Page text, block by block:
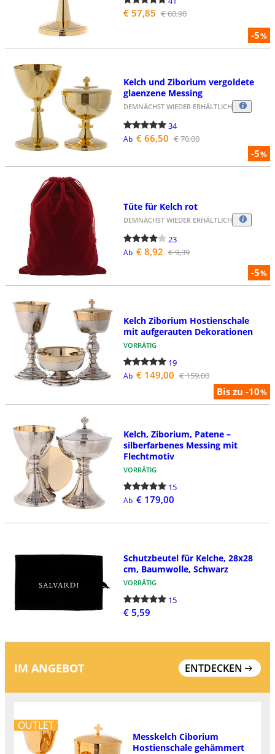
-5%
€ 57,85 € 60,90
-5%
Kelch und Ziborium vergoldete
glaenzene Messing
DEMNÄCHST WIEDER ERHÄLTLICH
34
Ab € 66,50 € 70,00
-5%
Tüte für Kelch rot
DEMNÄCHST WIEDER ERHÄLTLICH
23
Ab € 8,92 € 9,39
Bis zu -10%
Kelch Ziborium Hostienschale
mit aufgerauten Dekorationen
VORRÄTIG
19
Ab € 149,00 € 159,00
Kelch, Ziborium, Patene –
silberfarbenes Messing mit
Flechtmotiv
VORRÄTIG
15
Ab € 179,00
Schutzbeutel für Kelche, 28x28
cm, Baumwolle, Schwarz
VORRÄTIG
15
€ 5,59
IM ANGEBOT ENTDECKEN
OUTLET
Messkelch Ciborium
Hostienschale gehämmert